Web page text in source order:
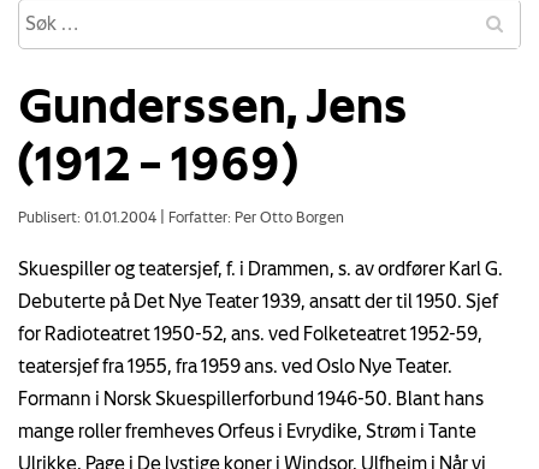
Gunderssen, Jens
(1912 – 1969)
Publisert: 01.01.2004 Forfatter: Per Otto Borgen
Skuespiller og teatersjef, f. i Drammen, s. av ordfører Karl G.
Debuterte på Det Nye Teater 1939, ansatt der til 1950. Sjef
for Radioteatret 1950-52, ans. ved Folketeatret 1952-59,
teatersjef fra 1955, fra 1959 ans. ved Oslo Nye Teater.
Formann i Norsk Skuespillerforbund 1946-50. Blant hans
mange roller fremheves Orfeus i Evrydike, Strøm i Tante
Ulrikke, Page i De lystige koner i Windsor, Ulfheim i Når vi